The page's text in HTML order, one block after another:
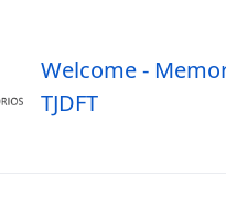
Welcome -
TJDFT